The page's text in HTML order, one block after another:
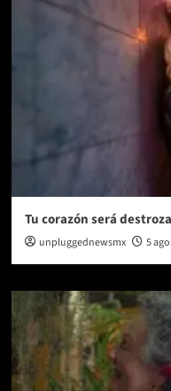
Tu corazón será
unpluggednewsmx 5